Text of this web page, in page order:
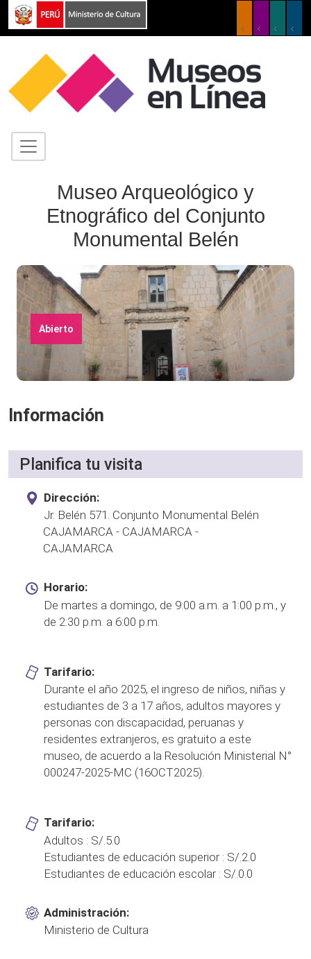
Museo Arqueológico y
Etnográfico del Conjunto
Monumental Belén
Abierto
Información
Planifica tu visita
Dirección:
Jr. Belén 571. Conjunto Monumental Belén
CAJAMARCA - CAJAMARCA -
CAJAMARCA
Horario:
De martes a domingo, de 9:00 a.m. a 1:00 p.m., y
de 2:30 p.m. a 6:00 p.m.
Tarifario:
Durante el año 2025, el ingreso de niños, niñas y
estudiantes de 3 a 17 años, adultos mayores y
personas con discapacidad, peruanas y
residentes extranjeros, es gratuito a este
museo, de acuerdo a la Resolución Ministerial N°
000247-2025-MC (16OCT2025).
Tarifario:
Adultos : S/.5.0
Estudiantes de educación superior : S/.2.0
Estudiantes de educación escolar : S/.0.0
Administración:
Ministerio de Cultura